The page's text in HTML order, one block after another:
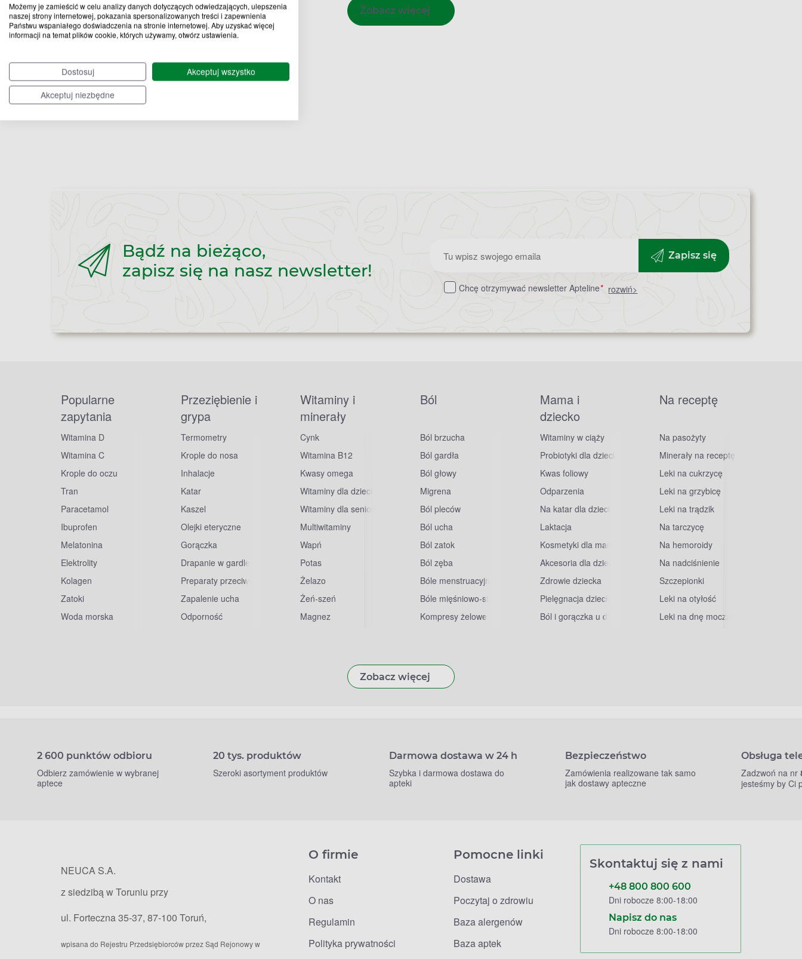
Możemy je zamieścić w celu analizy danych dotyczących odwiedzających, ulepszenia
naszej strony internetowej, pokazania spersonalizowanych treści i zapewnienia
Państwu wspaniałego doświadczenia na stronie internetowej. Aby uzyskać więcej
informacji na temat plików cookie, których używamy, otwórz ustawienia.
Dostosuj
Akceptuj wszystko
Akceptuj niezbędne
Zobacz więcej
Bądź na bieżąco,
zapisz się na nasz newsletter!
Zapisz
do
Zapisz się
Chcę otrzymywać newsletter Apteline* rozwiń>
Popularne
zapytania
Witamina D
Witamina C
Krople do oczu
Tran
Paracetamol
Ibuprofen
Melatonina
Elektrolity
Kolagen
Zatoki
Woda morska
Przeziębienie i
grypa
Termometry
Krople do nosa
Inhalacje
Katar
Kaszel
Olejki eteryczne
Gorączka
Drapanie w gardle
Preparaty przeciwwirusowe
Zapalenie ucha
Odporność
Witaminy i
minerały
Cynk
Witamina B12
Kwasy omega
Witaminy dla dzieci
Witaminy dla seniorów
Multiwitaminy
Wapń
Potas
Żelazo
Żeń-szeń
Magnez
Ból
Ból brzucha
Ból gardła
Ból głowy
Migrena
Ból pleców
Ból ucha
Ból zatok
Ból zęba
Bóle menstruacyjne
Bóle mięśniowo-stawowe
Kompresy żelowe
Mama i
dziecko
Witaminy w ciąży
Probiotyki dla dzieci
Kwas foliowy
Odparzenia
Na katar dla dzieci
Laktacja
Kosmetyki dla mam
Akcesoria dla dzieci
Zdrowie dziecka
Pielęgnacja dziecka
Ból i gorączka u dzieci
Na receptę
Na pasożyty
Minerały na receptę
Leki na cukrzycę
Leki na grzybicę
Leki na trądzik
Na tarczycę
Na hemoroidy
Na nadciśnienie
Szczepionki
Leki na otyłość
Leki na dnę moczanową
Zobacz więcej
2 600 punktów odbioru
Odbierz zamówienie w wybranej
aptece
20 tys. produktów
Szeroki asortyment produktów
Darmowa dostawa w 24 h
Szybka i darmowa dostawa do
apteki
Bezpieczeństwo
Zamówienia realizowane tak samo
jak dostawy apteczne
Obsługa
Zadzwoń na nr
jesteśmy by Ci
NEUCA S.A.
z siedzibą w Toruniu przy
ul. Forteczna 35-37, 87-100 Toruń,
wpisana do Rejestru Przedsiębiorców przez Sąd Rejonowy w
O firmie
Kontakt
O nas
Regulamin
Polityka prywatności
Pomocne linki
Dostawa
Poczytaj o zdrowiu
Baza alergenów
Baza aptek
Skontaktuj się z nami
+48 800 800 600
Dni robocze 8:00-18:00
Napisz do nas
Dni robocze 8:00-18:00